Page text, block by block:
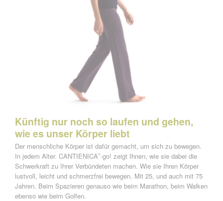
Künftig nur noch so laufen und gehen,
wie es unser Körper liebt
Der menschliche Körper ist dafür gemacht, um sich zu bewegen.
In jedem Alter. CANTIENICA®-go! zeigt Ihnen, wie sie dabei die
Schwerkraft zu Ihrer Verbündeten machen. Wie sie Ihren Körper
lustvoll, leicht und schmerzfrei bewegen. Mit 25, und auch mit 75
Jahren. Beim Spazieren genauso wie beim Marathon, beim Walken
ebenso wie beim Golfen.